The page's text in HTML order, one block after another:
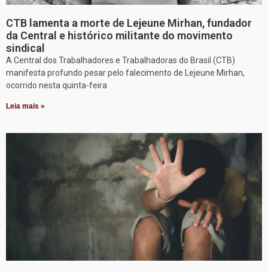
CTB lamenta a morte de Lejeune Mirhan, fundador
da Central e histórico militante do movimento
sindical
A Central dos Trabalhadores e Trabalhadoras do Brasil (CTB)
manifesta profundo pesar pelo falecimento de Lejeune Mirhan,
ocorrido nesta quinta-feira
Leia mais »